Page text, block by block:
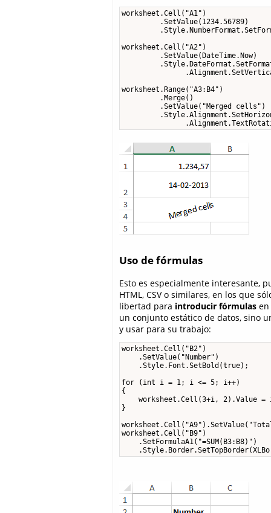
worksheet.Cell("A1")
         .SetValue(1234.56789)
worksheet.Cell("A2")
         .SetValue(DateTime.Now)
worksheet.Range("A3:B4")
         .Merge()
         .SetValue("Merged cells")
Uso de fórmulas
Esto es especialmente interesante,
HTML, CSV o similares, en los que
libertad para introducir fórmulas en
un conjunto estático de datos, sino
y usar para su trabajo:
worksheet.Cell("B2")
    .SetValue("Number")
    .Style.Font.SetBold(true);
for (int i = 1; i <= 5; i++)
{
worksheet.Cell(3+i, 2).Value =
}
worksheet.Cell("B9")
    .SetFormulaA1("=SUM(B3:B8)")